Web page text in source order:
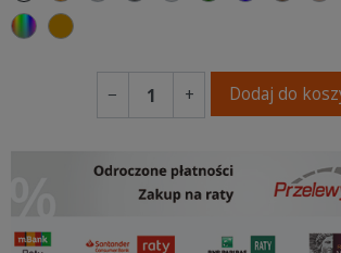
wybór koloru
koniakowy
− + Dodaj do